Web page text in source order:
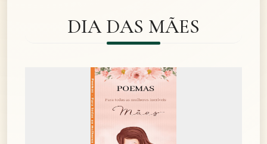
DIA DAS MÃES